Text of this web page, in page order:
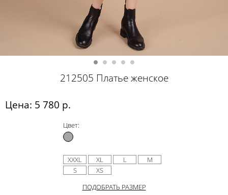
212505 Платье женское
Цена: 5 780 р.
Цвет:
XXXL XL L
M
S
XS
ПОДОБРАТЬ РАЗМЕР